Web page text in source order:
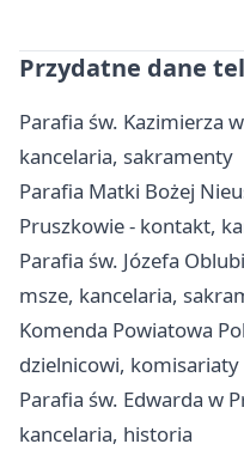
Przydatne dane
Parafia św. Kazimierza
kancelaria, sakramenty
Parafia Matki Bożej
Pruszkowie - kontakt,
Parafia św. Józefa
msze, kancelaria,
Komenda Powiatowa
dzielnicowi, komisariaty
Parafia św. Edwarda w
kancelaria, historia